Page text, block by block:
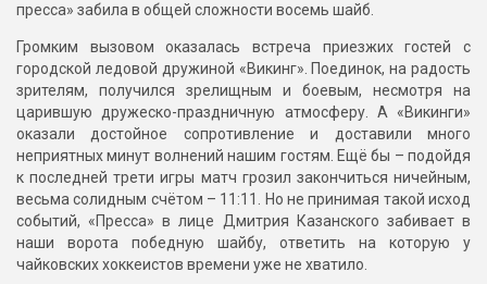
пресса» забила в общей сложности восемь шайб.
Громким вызовом оказалась встреча приезжих гостей с
городской ледовой дружиной «Викинг». Поединок, на радость
зрителям, получился зрелищным и боевым, несмотря на
царившую дружеско-праздничную атмосферу. А «Викинги»
оказали достойное сопротивление и доставили много
неприятных минут волнений нашим гостям. Ещё бы – подойдя
к последней трети игры матч грозил закончиться ничейным,
весьма солидным счётом – 11:11. Но не принимая такой исход
событий, «Пресса» в лице Дмитрия Казанского забивает в
наши ворота победную шайбу, ответить на которую у
чайковских хоккеистов времени уже не хватило.